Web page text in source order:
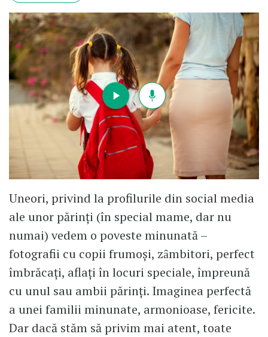
Uneori, privind la profilurile din social media
ale unor părinţi (în special mame, dar nu
numai) vedem o poveste minunată –
fotografii cu copii frumoşi, zȃmbitori, perfect
îmbrăcați, aflaţi în locuri speciale, împreună
cu unul sau ambii părinţi. Imaginea perfectă
a unei familii minunate, armonioase, fericite.
Dar dacă stăm să privim mai atent, toate